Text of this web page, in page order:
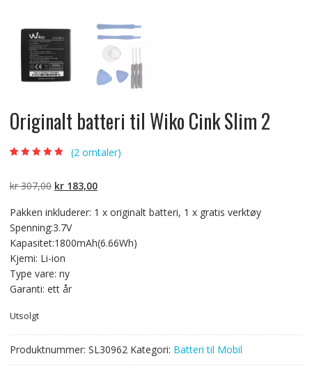
Originalt batteri til Wiko Cink Slim 2
kundevurderinger
(2omtaler)
kr307,00 Opprinnelig
var:
kr 307,00.
kr183,00Nåværende
er:
Pakken inkluderer: 1 x originalt batteri, 1 x gratis verktøy
Spenning:3.7V
Kapasitet:1800mAh(6.66Wh)
Kjemi: Li-ion
Type vare: ny
Garanti: ett år
Utsolgt
Produktnummer: SL30962 Kategori: Batteri til Mobil